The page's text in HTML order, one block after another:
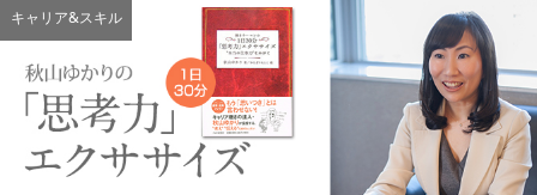
キャリア&スキル